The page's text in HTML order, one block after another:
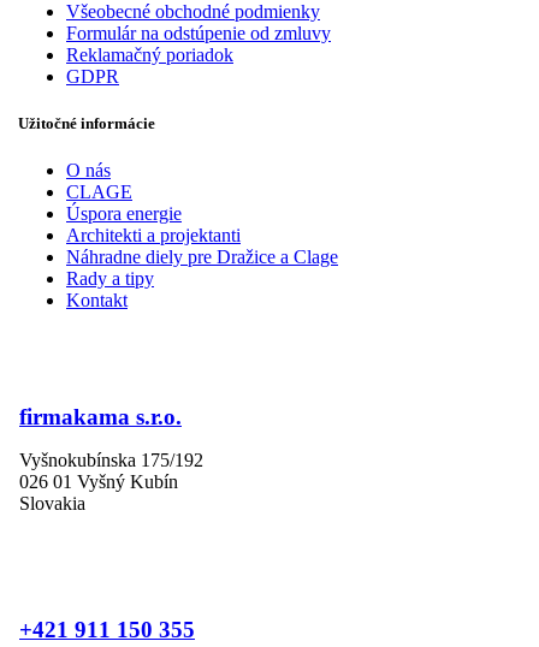
Všeobecné obchodné podmienky
Formulár na odstúpenie od zmluvy
Reklamačný poriadok
GDPR
Užitočné informácie
O nás
CLAGE
Úspora energie
Architekti a projektanti
Náhradne diely pre Dražice a Clage
Rady a tipy
Kontakt
firmakama s.r.o.
Vyšnokubínska 175/192
026 01 Vyšný Kubín
Slovakia
+421 911 150 355